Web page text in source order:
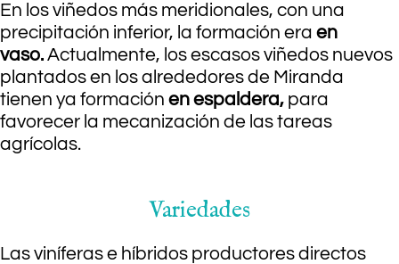
En los viñedos más meridionales, con una
precipitación inferior, la formación era en
vaso.Actualmente, los escasos viñedos nuevos
plantados en los alrededores de Miranda
tienen ya formación en espaldera, para
favorecer la mecanización de las tareas
agrícolas.
Variedades
Las viníferas e híbridos productores directos